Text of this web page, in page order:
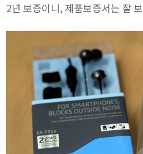
2년 보증이니, 제품보증서는 잘